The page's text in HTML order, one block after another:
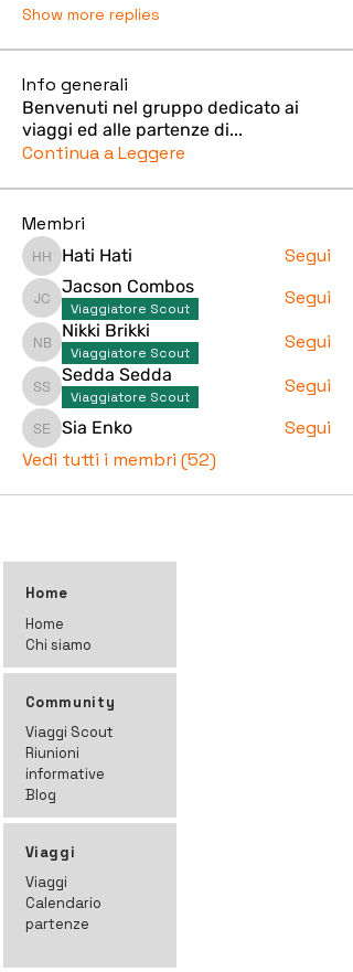
Show more replies
Info generali
Benvenuti nel gruppo dedicato ai
viaggi ed alle partenze di...
Continua a Leggere
Membri
Hati Hati
Hati Hati Segui
Jacson Combos
Jacson Combos
Viaggiatore Scout Segui
Nikki Brikki
Nikki Brikki
Viaggiatore Scout Segui
Sedda Sedda
Sedda Sedda
Viaggiatore Scout Segui
Sia Enko
Sia Enko
Segui
Vedi tutti i membri (52)
Home
Home
Chi siamo
Community
Viaggi Scout
Riunioni
informative
Blog
Viaggi
Viaggi
Calendario
partenze